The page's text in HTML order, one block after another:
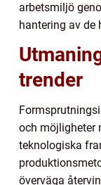
arbetsmiljö
hantering av de
trender
och möjligheter
teknologiska
överväga